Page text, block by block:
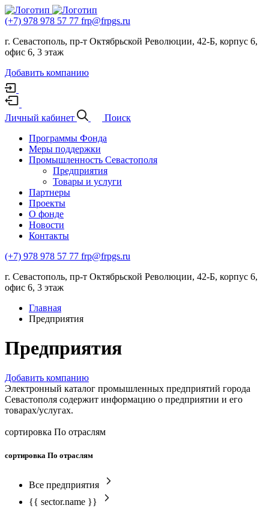
(+7) 978 978 57 77 frp@frpgs.ru
г. Севастополь, пр-т Октябрьской Революции, 42-Б, корпус 6,
офис 6, 3 этаж
Добавить компанию
Личный кабинет
Поиск
Программы Фонда
Меры поддержки
Промышленность Севастополя
Предприятия
Товары и услуги
Партнеры
Проекты
О фонде
Новости
Контакты
(+7) 978 978 57 77 frp@frpgs.ru
г. Севастополь, пр-т Октябрьской Революции, 42-Б, корпус 6,
офис 6, 3 этаж
Главная
Предприятия
Предприятия
Добавить компанию
Электронный каталог промышленных предприятий города
Севастополя содержит информацию о предприятии и его
товарах/услугах.
сортировка По отраслям
сортировка По отраслям
Все предприятия
{{ sector.name }}